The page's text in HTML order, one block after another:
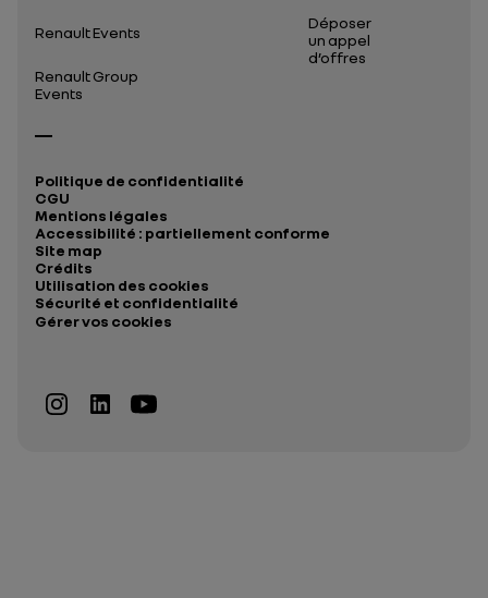
Renault Events
Renault Group
Events
Déposer
un appel
d’offres
Politique de confidentialité
CGU
Mentions légales
Accessibilité : partiellement conforme
Site map
Crédits
Utilisation des cookies
Sécurité et confidentialité
Gérer vos cookies